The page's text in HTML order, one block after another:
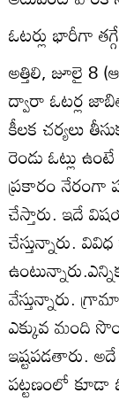
ఓటర్లు భారీగా
అత్తిలి, జూలై 8
ద్వారా ఓటర్ల
కీలక చర్యలు
రెండు ఓట్లు
ప్రకారం నేరంగా
చేస్తారు. ఇదే
చేస్తున్నారు.
వేస్తున్నారు.
ఎక్కువ మంది
ఇష్టపడతారు.
పట్టణంలో కూడా